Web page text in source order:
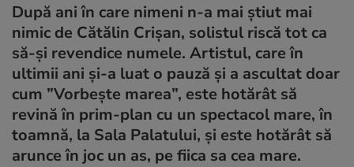
După ani în care nimeni n-a mai știut mai
nimic de Cătălin Crișan, solistul riscă tot ca
să-și revendice numele. Artistul, care în
ultimii ani și-a luat o pauză și a ascultat doar
cum ”Vorbește marea”, este hotărât să
revină în prim-plan cu un spectacol mare, în
toamnă, la Sala Palatului, și este hotărât să
arunce în joc un as, pe fiica sa cea mare.